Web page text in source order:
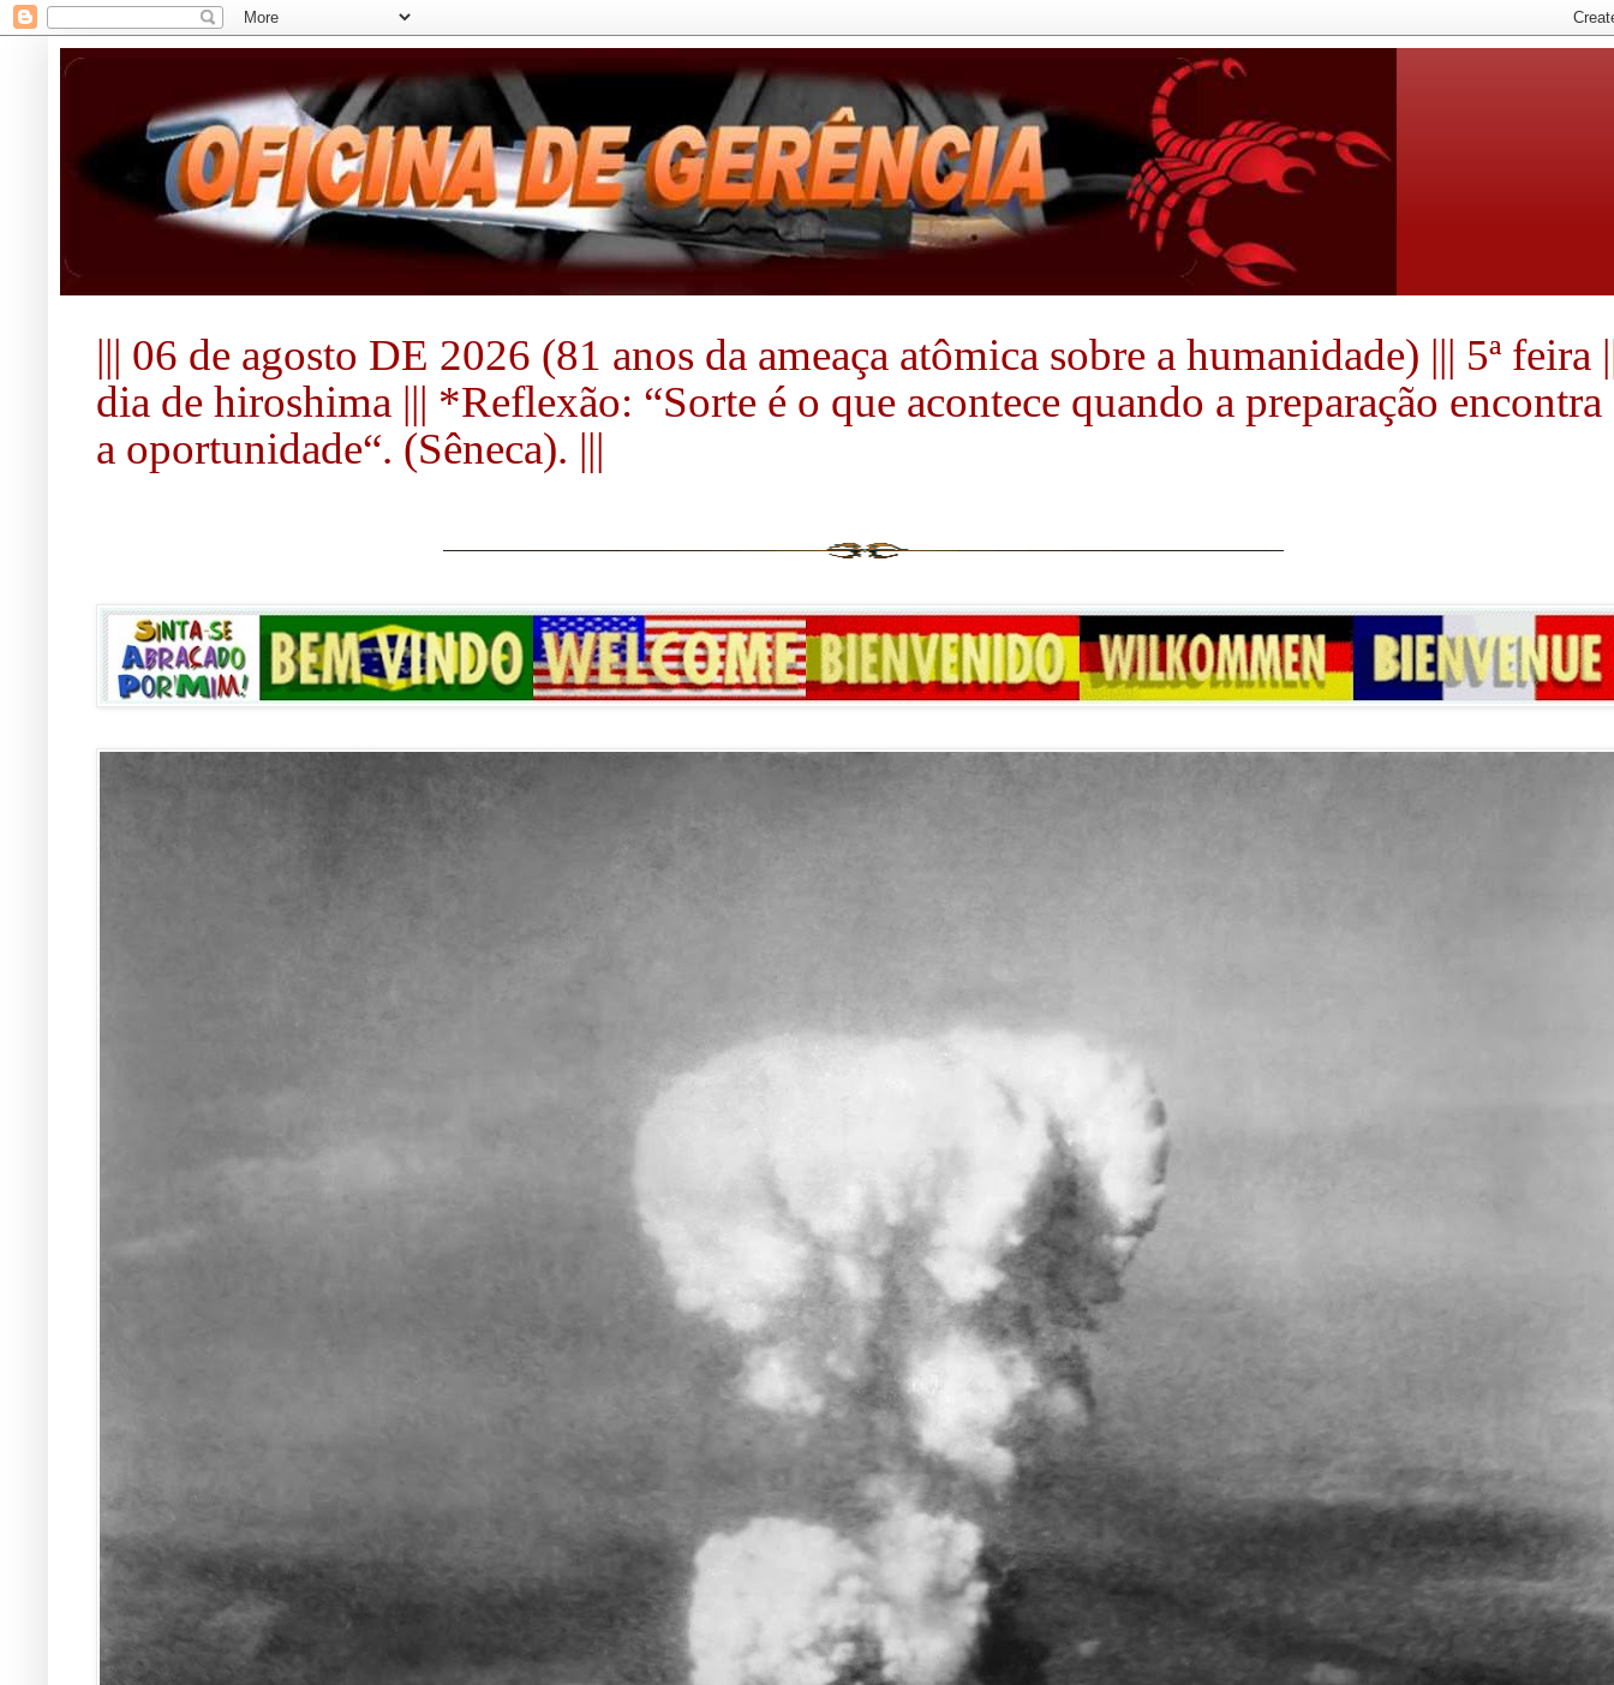
||| 06 de agosto DE 2026 (81 anos da ameaça atômica sobre a humanidade) ||| 5ª feira
dia de hiroshima ||| *Reflexão: “Sorte é o que acontece quando a preparação encontra
a oportunidade“. (Sêneca). |||